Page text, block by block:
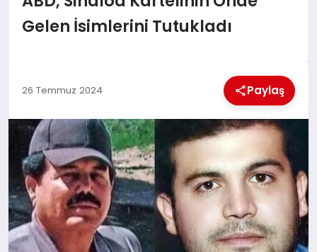
DÜNYA
EKONOMI
MAGAZIN
SAĞLIK
SIYASET
Gelen İsimlerini Tutukladı
26 Temmuz 2024 Paylaş